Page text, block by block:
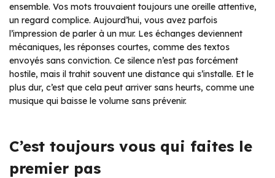
ensemble. Vos mots trouvaient toujours une oreille attentive,
un regard complice. Aujourd’hui, vous avez parfois
l’impression de parler à un mur. Les échanges deviennent
mécaniques, les réponses courtes, comme des textos
envoyés sans conviction. Ce silence n’est pas forcément
hostile, mais il trahit souvent une distance qui s’installe. Et le
plus dur, c’est que cela peut arriver sans heurts, comme une
musique qui baisse le volume sans prévenir.
C’est toujours vous qui faites le
premier pas